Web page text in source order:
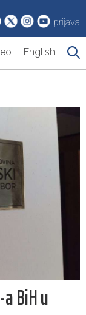
prijava
English
BiH u